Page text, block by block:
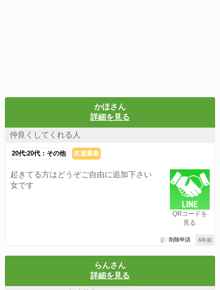
かほさん
詳細を見る
仲良くしてくれる人
20代:20代：その他 友達募集
QRコードを
見る
起きてる方はどうぞご自由に追加下さい
女です
6年前
削除申請
らんさん
詳細を見る